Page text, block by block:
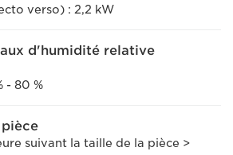
verso) : 2,2 kW
d'humidité relative
- 80 %
suivant la taille de la pièce >